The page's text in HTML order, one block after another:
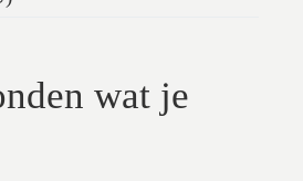
wat je